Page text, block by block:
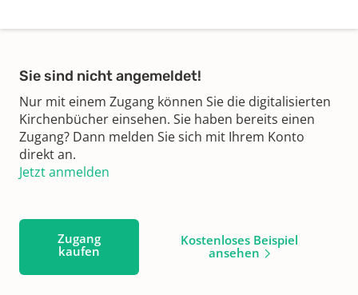
Sie sind nicht angemeldet!
Nur mit einem Zugang können Sie die digitalisierten
Kirchenbücher einsehen. Sie haben bereits einen
Zugang? Dann melden Sie sich mit Ihrem Konto
direkt an.
Jetzt anmelden
Zugang
kaufen
Kostenloses Beispiel
ansehen